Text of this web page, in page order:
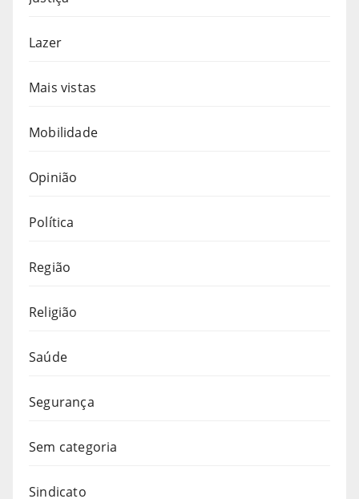
Lazer
Mais vistas
Mobilidade
Opinião
Política
Região
Religião
Saúde
Segurança
Sem categoria
Sindicato